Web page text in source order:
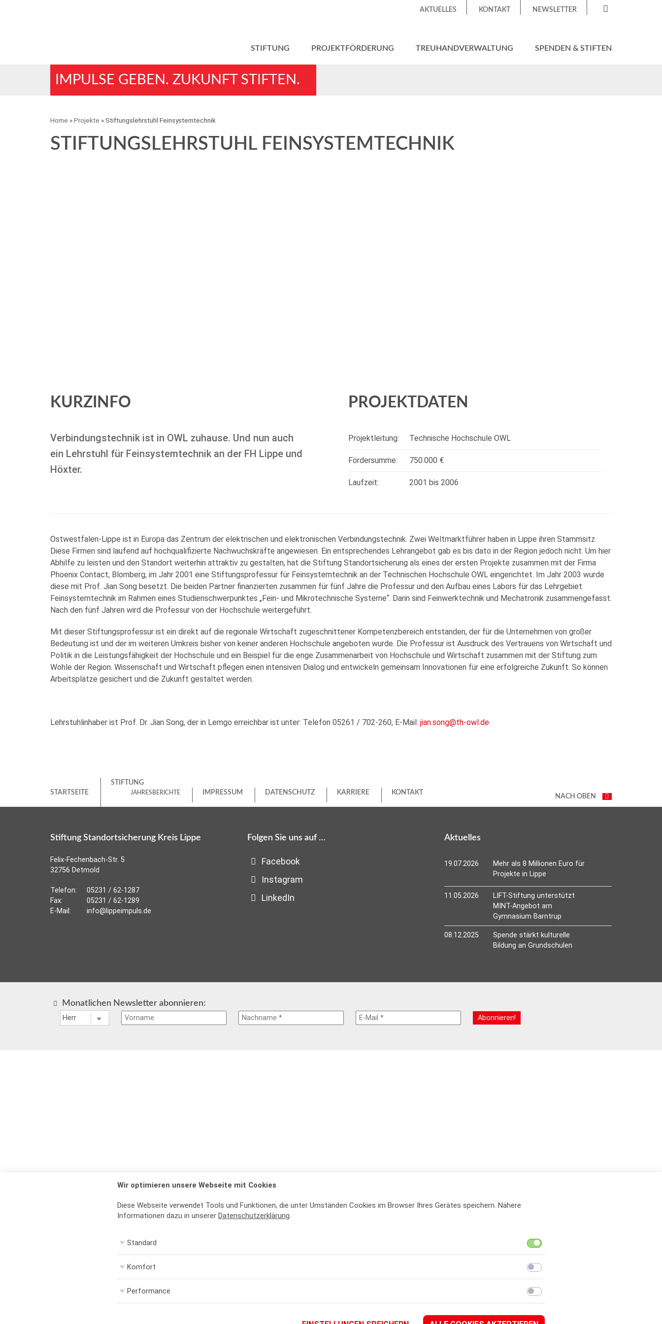
AKTUELLES KONTAKT NEWSLETTER
STIFTUNG PROJEKTFÖRDERUNG TREUHANDVERWALTUNG SPENDEN & STIFTEN
IMPULSE GEBEN. ZUKUNFT STIFTEN.
Home »Projekte »Stiftungslehrstuhl Feinsystemtechnik
STIFTUNGSLEHRSTUHL FEINSYSTEMTECHNIK
KURZINFO
Verbindungstechnik ist in OWL zuhause. Und nun auch
ein Lehrstuhl für Feinsystemtechnik an der FH Lippe und
Höxter.
PROJEKTDATEN
Projektleitung: Technische Hochschule OWL
Fördersumme: 750.000 €
Laufzeit: 2001 bis 2006
Ostwestfalen-Lippe ist in Europa das Zentrum der elektrischen und elektronischen Verbindungstechnik. Zwei Weltmarktführer haben in Lippe ihren Stammsitz.
Diese Firmen sind laufend auf hochqualifizierte Nachwuchskräfte angewiesen. Ein entsprechendes Lehrangebot gab es bis dato in der Region jedoch nicht. Um hier
Abhilfe zu leisten und den Standort weiterhin attraktiv zu gestalten, hat die Stiftung Standortsicherung als eines der ersten Projekte zusammen mit der Firma
Phoenix Contact, Blomberg, im Jahr 2001 eine Stiftungsprofessur für Feinsystemtechnik an der Technischen Hochschule OWL eingerichtet. Im Jahr 2003 wurde
diese mit Prof. Jian Song besetzt. Die beiden Partner finanzierten zusammen für fünf Jahre die Professur und den Aufbau eines Labors für das Lehrgebiet
Feinsystemtechnik im Rahmen eines Studienschwerpunktes „Fein- und Mikrotechnische Systeme“. Darin sind Feinwerktechnik und Mechatronik zusammengefasst.
Nach den fünf Jahren wird die Professur von der Hochschule weitergeführt.
Mit dieser Stiftungsprofessur ist ein direkt auf die regionale Wirtschaft zugeschnittener Kompetenzbereich entstanden, der für die Unternehmen von großer
Bedeutung ist und der im weiteren Umkreis bisher von keiner anderen Hochschule angeboten wurde. Die Professur ist Ausdruck des Vertrauens von Wirtschaft und
Politik in die Leistungsfähigkeit der Hochschule und ein Beispiel für die enge Zusammenarbeit von Hochschule und Wirtschaft zusammen mit der Stiftung zum
Wohle der Region. Wissenschaft und Wirtschaft pflegen einen intensiven Dialog und entwickeln gemeinsam Innovationen für eine erfolgreiche Zukunft. So können
Arbeitsplätze gesichert und die Zukunft gestaltet werden.
Lehrstuhlinhaber ist Prof. Dr. Jian Song, der in Lemgo erreichbar ist unter: Telefon 05261 / 702-260, E-Mail: jian.song@th-owl.de
STARTSEITE
STIFTUNG
JAHRESBERICHTE IMPRESSUM DATENSCHUTZ KARRIERE KONTAKT
NACH OBEN
Stiftung Standortsicherung Kreis Lippe
Felix-Fechenbach-Str. 5
32756 Detmold
Telefon:
05231 / 62-1287
Fax:
05231 / 62-1289
E-Mail:
info@lippeimpuls.de
Folgen Sie uns auf …
Facebook
Instagram
LinkedIn
Aktuelles
19.07.2026
Mehr als 8 Millionen Euro für
Projekte in Lippe
11.05.2026
LIFT-Stiftung unterstützt
MINT-Angebot am
Gymnasium Barntrup
08.12.2025
Spende stärkt kulturelle
Bildung an Grundschulen
Monatlichen Newsletter abonnieren:
Wir optimieren unsere Webseite mit Cookies
Diese Webseite verwendet Tools und Funktionen, die unter Umständen Cookies im Browser Ihres Gerätes speichern. Nähere
Informationen dazu in unserer Datenschutzerklärung.
Standard
Komfort
Performance